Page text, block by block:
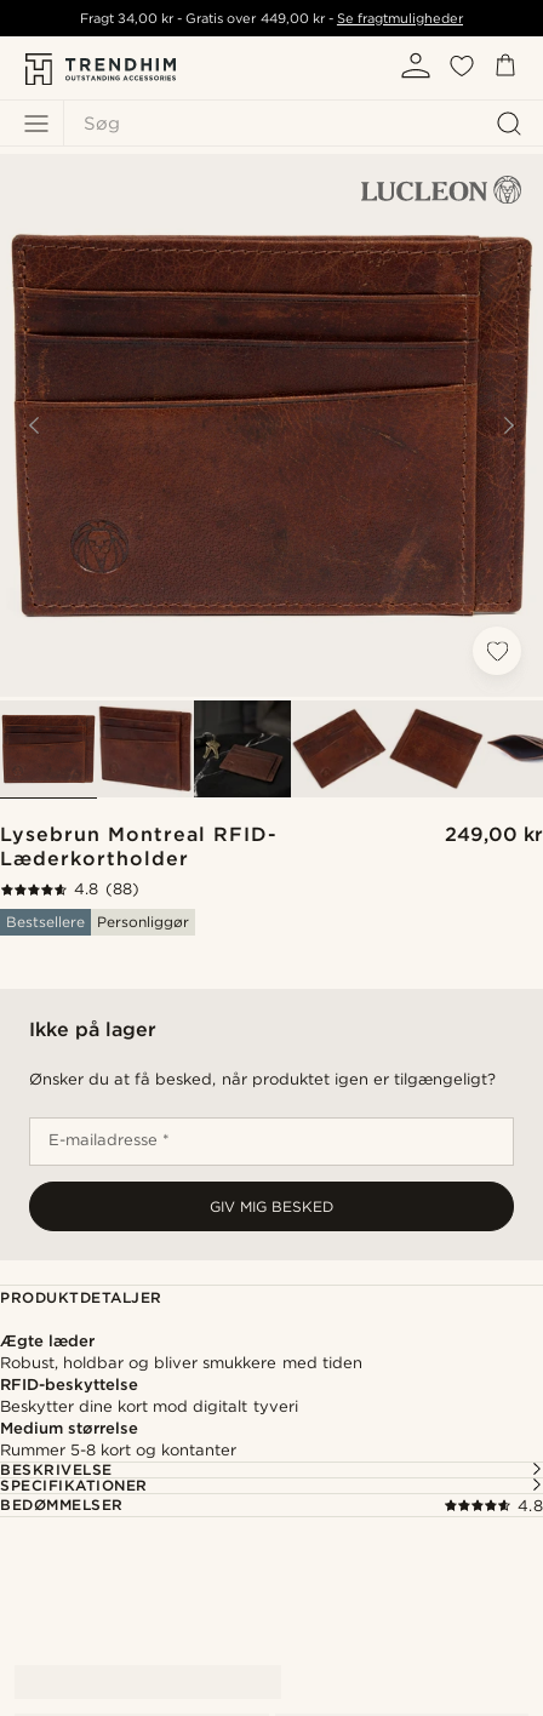
Søg
Fragt34,00 kr - Gratis over 449,00 kr- Se fragtmuligheder
Lysebrun Montreal RFID-
Læderkortholder
249,00 kr
4.8 (88)
Bestsellere
Personliggør
Ikke på lager
Ønsker du at få besked, når produktet igen er tilgængeligt?
E-mailadresse *
GIV MIG BESKED
PRODUKTDETALJER
Ægte læder
Robust, holdbar og bliver smukkere med tiden
RFID-beskyttelse
Beskytter dine kort mod digitalt tyveri
Medium størrelse
Rummer 5-8 kort og kontanter
BESKRIVELSE
SPECIFIKATIONER
BEDØMMELSER
4.8